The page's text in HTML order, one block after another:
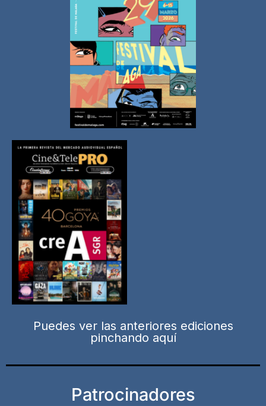
Puedes ver las anteriores ediciones
pinchando aquí
Patrocinadores